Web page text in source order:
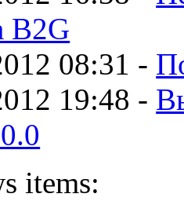
B2G
08:31 -
19:48 -
items: